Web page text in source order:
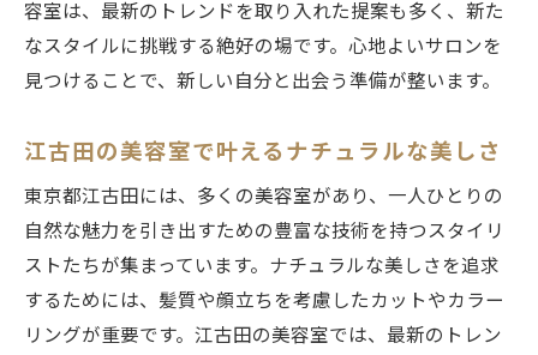
容室は、最新のトレンドを取り入れた提案も多く、新た
なスタイルに挑戦する絶好の場です。心地よいサロンを
見つけることで、新しい自分と出会う準備が整います。
江古田の美容室で叶えるナチュラルな美しさ
東京都江古田には、多くの美容室があり、一人ひとりの
自然な魅力を引き出すための豊富な技術を持つスタイリ
ストたちが集まっています。ナチュラルな美しさを追求
するためには、髪質や顔立ちを考慮したカットやカラー
リングが重要です。江古田の美容室では、最新のトレン